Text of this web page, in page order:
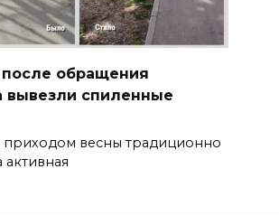
после обращения
вывезли спиленные
приходом весны традиционно
активная